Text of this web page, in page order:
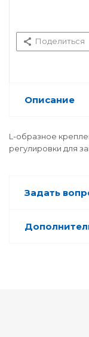
Поделиться
Описание
L-образное
регулировки для
Задать